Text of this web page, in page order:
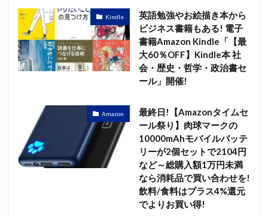
Kindle
英語勉強やお絵描き本から
ビジネス書籍もある! 電子
書籍Amazon Kindle「【最
大60％OFF】Kindle本 社
会・歴史・哲学・政治書セ
ール」開催!
Amazon
最終日!【Amazonタイムセ
ール祭り】肉球マークの
10000mAhモバイルバッテ
リーが2個セットで2104円
など～総購入額1万円未満
なら消耗品で買い合わせを!
飲料/食料はプラス4%還元
でよりお買い得!